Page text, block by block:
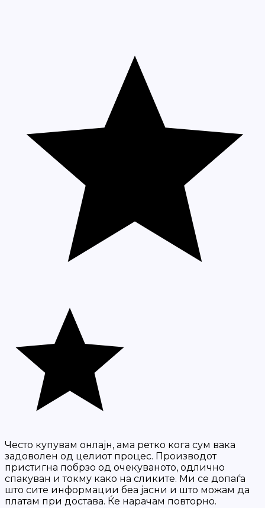
Често купувам онлајн, ама ретко кога сум вака
задоволен од целиот процес. Производот
пристигна побрзо од очекуваното, одлично
спакуван и токму како на сликите. Ми се допаѓа
што сите информации беа јасни и што можам да
платам при достава. Ќе нарачам повторно.